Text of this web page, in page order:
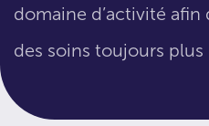
domaine d’activité afin
des soins toujours plus